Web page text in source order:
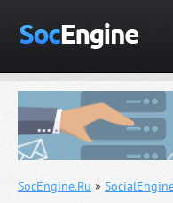
SocEngine.Ru »